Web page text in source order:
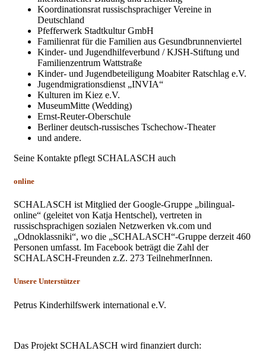
Koordinationsrat russischsprachiger Vereine in
Deutschland
Pfefferwerk Stadtkultur GmbH
Familienrat für die Familien aus Gesundbrunnenviertel
Kinder- und Jugendhilfeverbund / KJSH-Stiftung und
Familienzentrum Wattstraße
Kinder- und Jugendbeteiligung Moabiter Ratschlag e.V.
Jugendmigrationsdienst „INVIA“
Kulturen im Kiez e.V.
MuseumMitte (Wedding)
Ernst-Reuter-Oberschule
Berliner deutsch-russisches Tschechow-Theater
und andere.
Seine Kontakte pflegt SCHALASCH auch
online
SCHALASCH ist Mitglied der Google-Gruppe „bilingual-
online“ (geleitet von Katja Hentschel), vertreten in
russischsprachigen sozialen Netzwerken vk.com und
„Odnoklassniki“, wo die „SCHALASCH“-Gruppe derzeit 460
Personen umfasst. Im Facebook beträgt die Zahl der
SCHALASCH-Freunden z.Z. 273 TeilnehmerInnen.
Unsere Unterstützer
Petrus Kinderhilfswerk international e.V.
Das Projekt SCHALASCH wird finanziert durch: